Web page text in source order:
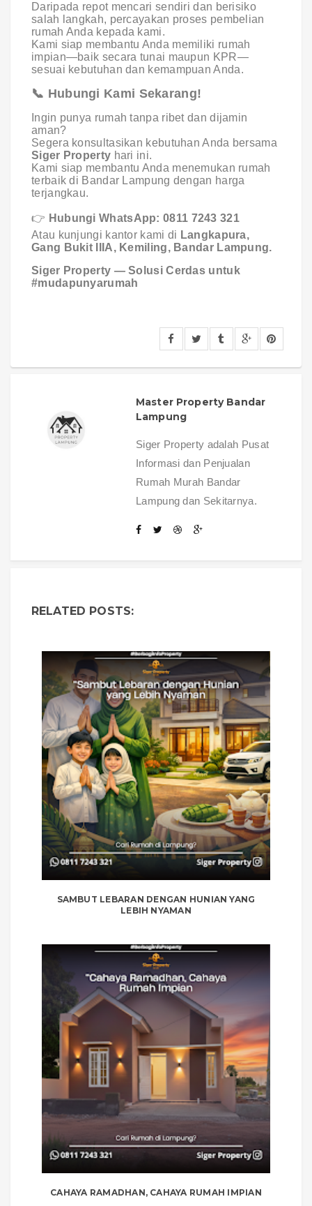
Daripada repot mencari sendiri dan berisiko
salah langkah, percayakan proses pembelian
rumah Anda kepada kami.
Kami siap membantu Anda memiliki rumah
impian—baik secara tunai maupun KPR—
sesuai kebutuhan dan kemampuan Anda.
📞 Hubungi Kami Sekarang!
Ingin punya rumah tanpa ribet dan dijamin
aman?
Segera konsultasikan kebutuhan Anda bersama
Siger Property hari ini.
Kami siap membantu Anda menemukan rumah
terbaik di Bandar Lampung dengan harga
terjangkau.
👉 Hubungi WhatsApp: 0811 7243 321
Atau kunjungi kantor kami di Langkapura,
Gang Bukit IIIA, Kemiling, Bandar Lampung.
Siger Property — Solusi Cerdas untuk
#mudapunyarumah
Master Property Bandar
Lampung
Siger Property adalah Pusat
Informasi dan Penjualan
Rumah Murah Bandar
Lampung dan Sekitarnya.
RELATED POSTS:
SAMBUT LEBARAN DENGAN HUNIAN YANG
LEBIH NYAMAN
CAHAYA RAMADHAN, CAHAYA RUMAH IMPIAN